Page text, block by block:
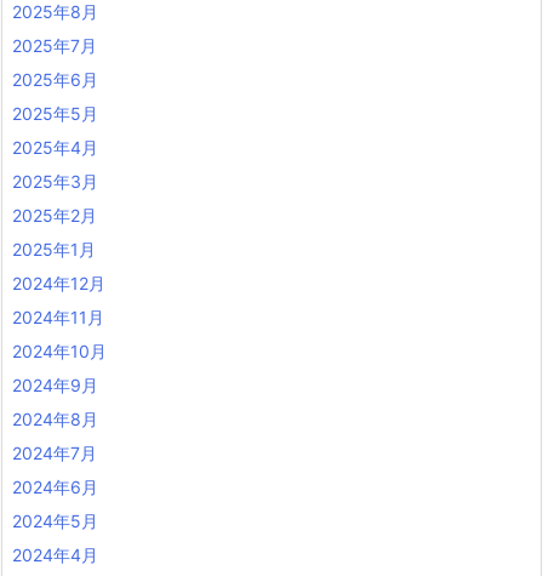
2025年8月
2025年7月
2025年6月
2025年5月
2025年4月
2025年3月
2025年2月
2025年1月
2024年12月
2024年11月
2024年10月
2024年9月
2024年8月
2024年7月
2024年6月
2024年5月
2024年4月